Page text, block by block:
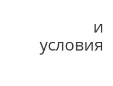
и
условия